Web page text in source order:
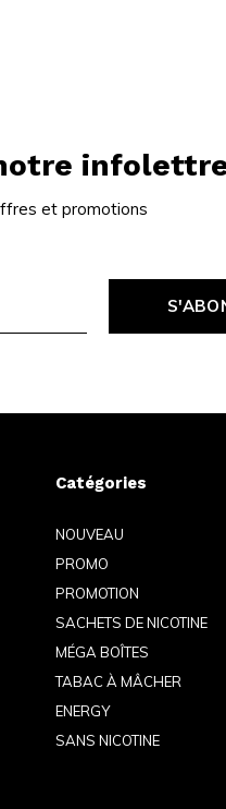
et promotions
Catégories
NOUVEAU
PROMO
PROMOTION
SACHETS DE NICOTINE
MÉGA BOÎTES
TABAC À MÂCHER
ENERGY
SANS NICOTINE